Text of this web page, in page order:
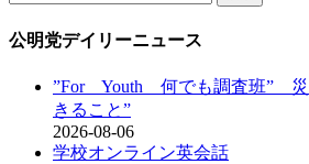
公明党デイリーニュース
”For Youth 何でも調査班” 災
きること”
2026-08-06
学校オンライン英会話